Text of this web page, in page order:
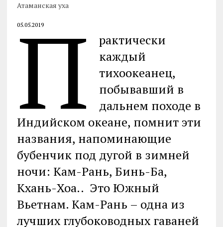
Атаманская уха
05.05.2019
П
рактически
каждый
тихоокеанец,
побывавший в
дальнем походе в
Индийском океане, помнит эти
названия, напоминающие
бубенчик под дугой в зимней
ночи: Кам-Рань, Бинь-Ба,
Кхань-Хоа.. Это Южный
Вьетнам. Кам-Рань – одна из
лучших глубоководных гаваней